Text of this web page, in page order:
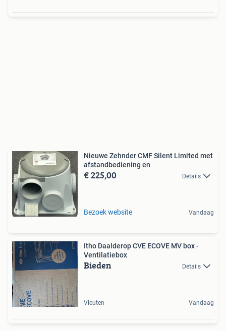
Nieuwe Zehnder CMF Silent Limited met
afstandbediening en
€ 225,00 Details
Bezoek website Vandaag
Itho Daalderop CVE ECOVE MV box -
Ventilatiebox
Bieden Details
Vleuten Vandaag